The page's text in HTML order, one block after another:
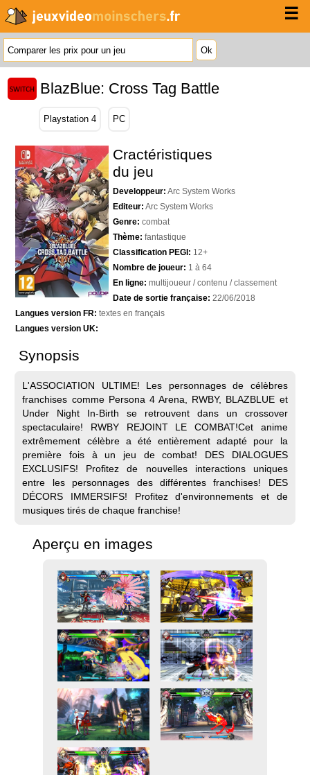
☰
BlazBlue: Cross Tag Battle
Playstation 4 PC
Cractéristiques
du jeu
Developpeur: Arc System Works
Editeur: Arc System Works
Genre: combat
Thème: fantastique
Classification PEGI: 12+
Nombre de joueur: 1 à 64
En ligne: multijoueur / contenu / classement
Date de sortie française: 22/06/2018
Langues version FR: textes en français
Langues version UK:
Synopsis
L'ASSOCIATION ULTIME! Les personnages de célèbres
franchises comme Persona 4 Arena, RWBY, BLAZBLUE et
Under Night In-Birth se retrouvent dans un crossover
spectaculaire! RWBY REJOINT LE COMBAT!Cet anime
extrêmement célèbre a été entièrement adapté pour la
première fois à un jeu de combat! DES DIALOGUES
EXCLUSIFS! Profitez de nouvelles interactions uniques
entre les personnages des différentes franchises! DES
DÉCORS IMMERSIFS! Profitez d'environnements et de
musiques tirés de chaque franchise!
Aperçu en images